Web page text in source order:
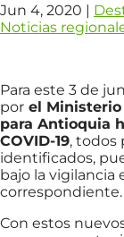
Jun 4, 2020 |
Noticias
Para este 3 de
por el
para Antioquia
COVID-19, todos
identificados,
bajo la vigilancia
correspondiente.
Con estos